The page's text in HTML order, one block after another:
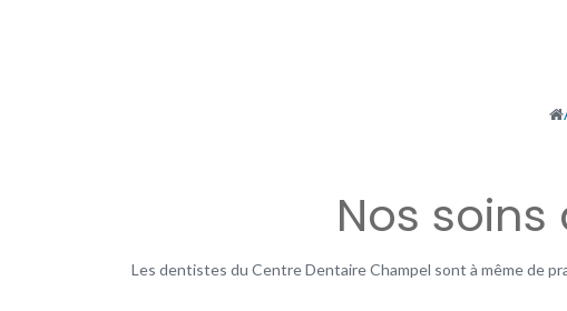
Nos
Les dentistes du Centre Dentaire Champel sont à même de